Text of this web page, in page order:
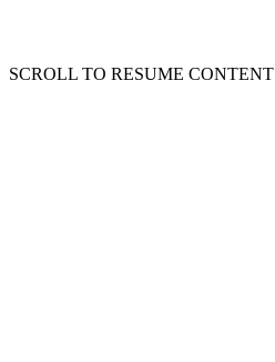
SCROLL TO RESUME CONTENT